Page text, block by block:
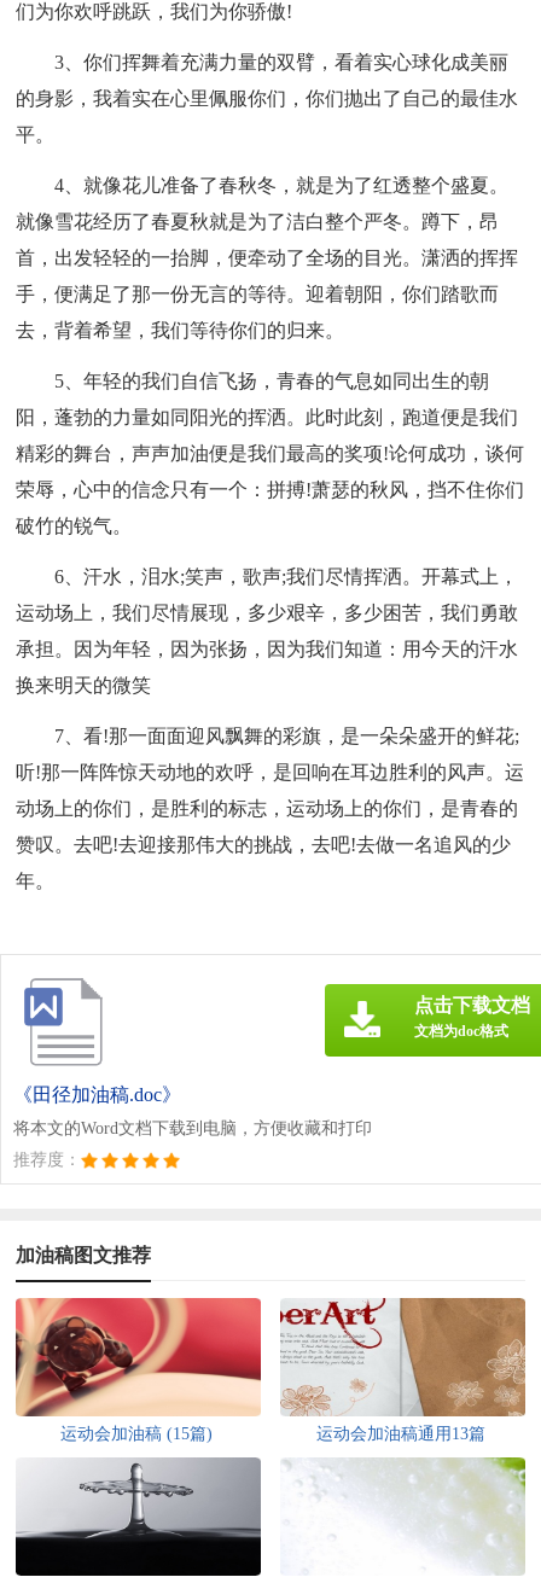
们为你欢呼跳跃，我们为你骄傲!
3、你们挥舞着充满力量的双臂，看着实心球化成美丽
的身影，我着实在心里佩服你们，你们抛出了自己的最佳水
平。
4、就像花儿准备了春秋冬，就是为了红透整个盛夏。
就像雪花经历了春夏秋就是为了洁白整个严冬。蹲下，昂
首，出发轻轻的一抬脚，便牵动了全场的目光。潇洒的挥挥
手，便满足了那一份无言的等待。迎着朝阳，你们踏歌而
去，背着希望，我们等待你们的归来。
5、年轻的我们自信飞扬，青春的气息如同出生的朝
阳，蓬勃的力量如同阳光的挥洒。此时此刻，跑道便是我们
精彩的舞台，声声加油便是我们最高的奖项!论何成功，谈何
荣辱，心中的信念只有一个：拼搏!萧瑟的秋风，挡不住你们
破竹的锐气。
6、汗水，泪水;笑声，歌声;我们尽情挥洒。开幕式上，
运动场上，我们尽情展现，多少艰辛，多少困苦，我们勇敢
承担。因为年轻，因为张扬，因为我们知道：用今天的汗水
换来明天的微笑
7、看!那一面面迎风飘舞的彩旗，是一朵朵盛开的鲜花;
听!那一阵阵惊天动地的欢呼，是回响在耳边胜利的风声。运
动场上的你们，是胜利的标志，运动场上的你们，是青春的
赞叹。去吧!去迎接那伟大的挑战，去吧!去做一名追风的少
年。
《田径加油稿.doc》
将本文的Word文档下载到电脑，方便收藏和打印
推荐度：
点击下载文档
文档为doc格式
加油稿图文推荐
运动会加油稿 (15篇) 运动会加油稿通用13篇